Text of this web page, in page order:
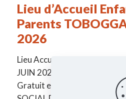
Lieu d’Accueil
Parents
2026
Lieu Accueil Enfants-Parents
JUIN 2026 -> De la naissance
Gratuit et sans inscription à la